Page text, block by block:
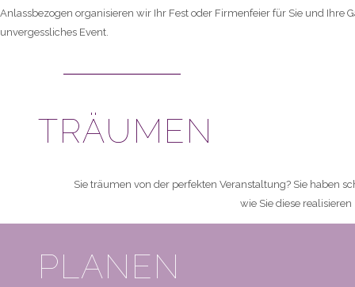
Anlassbezogen organisieren wir Ihr Fest oder Firmenfeier für Sie und Ihre
unvergessliches Event.
TRÄUMEN
Sie träumen von der perfekten Veranstaltung? Sie haben
wie Sie diese realisieren
PLANEN